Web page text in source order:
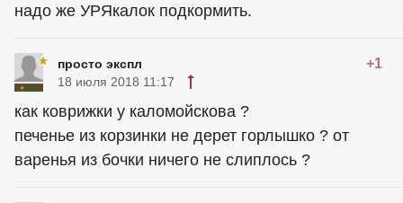
надо же УРЯкалок подкормить.
просто экспл +1
18 июля 2018 11:17
как коврижки у каломойскова ?
печенье из корзинки не дерет горлышко ? от
варенья из бочки ничего не слиплось ?